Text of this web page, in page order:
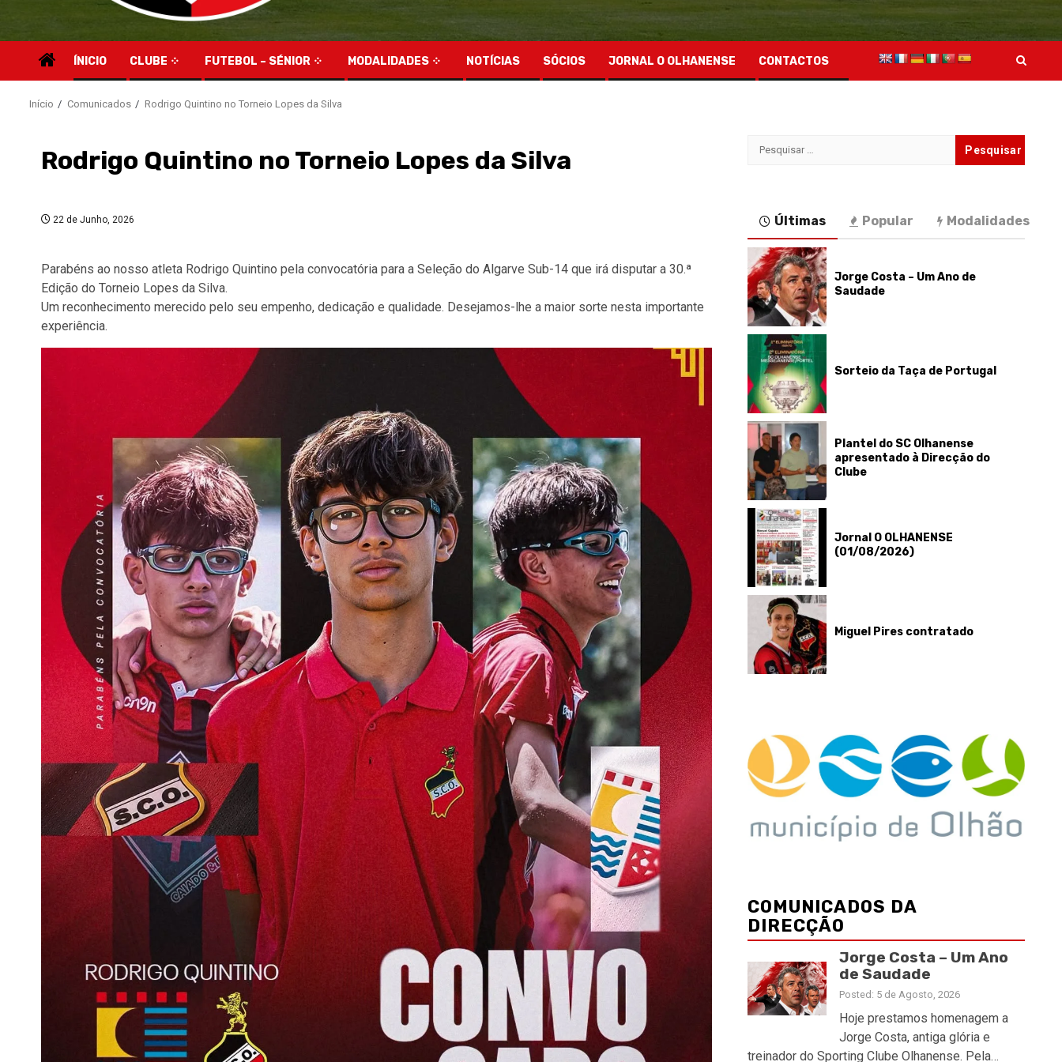
ÍNICIO CLUBE FUTEBOL – SÉNIOR MODALIDADES NOTÍCIAS SÓCIOS JORNAL O OLHANENSE CONTACTOS
Início Comunicados Rodrigo Quintino no Torneio Lopes da Silva
Rodrigo Quintino no Torneio Lopes da Silva
22 de Junho, 2026
Parabéns ao nosso atleta Rodrigo Quintino pela convocatória para a Seleção do Algarve Sub-14 que irá disputar a 30.ª
Edição do Torneio Lopes da Silva.
Um reconhecimento merecido pelo seu empenho, dedicação e qualidade. Desejamos-lhe a maior sorte nesta importante
experiência.
Pesquisar
Últimas Popular Modalidades
Jorge Costa – Um Ano de
Saudade
Sorteio da Taça de Portugal
Plantel do SC Olhanense
apresentado à Direcção do
Clube
Jornal O OLHANENSE
(01/08/2026)
Miguel Pires contratado
COMUNICADOS DA
DIRECÇÃO
Jorge Costa – Um Ano
de Saudade
Posted: 5 de Agosto, 2026
Hoje prestamos homenagem a
Jorge Costa, antiga glória e
treinador do Sporting Clube Olhanense. Pela…